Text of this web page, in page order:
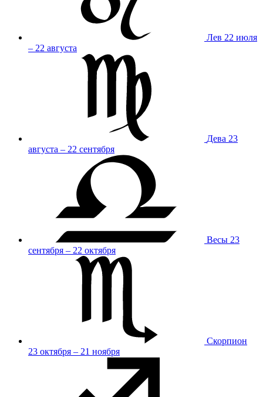
Лев 22 июля
– 22 августа
Дева 23
августа – 22 сентября
Весы 23
сентября – 22 октября
Скорпион
23 октября – 21 ноября